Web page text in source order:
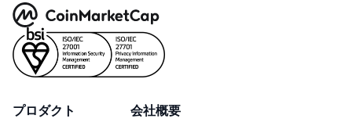
プロダクト 会社概要